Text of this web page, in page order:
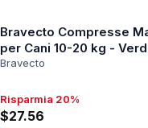
Bravecto Compresse
per Cani 10-20 kg -
Bravecto
Risparmia 20%, $27.56
Risparmia 20%
$27.56